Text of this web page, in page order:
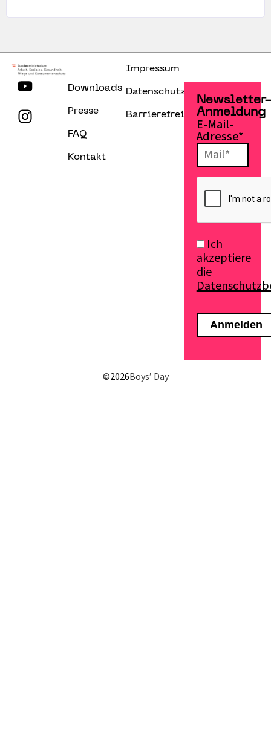
Downloads
Presse
FAQ
Kontakt
Impressum
Datenschutzerklärung
Barrierefreiheitserklärung
Anmeldung
E-Mail-
Adresse*
Ich
akzeptiere
die
©2026Boys’ Day